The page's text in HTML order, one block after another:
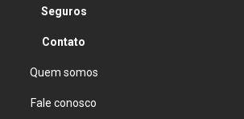
Seguros
Contato
Quem somos
Fale conosco